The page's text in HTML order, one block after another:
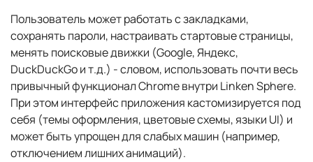
Пользователь может работать с закладками,
сохранять пароли, настраивать стартовые страницы,
менять поисковые движки (Google, Яндекс,
DuckDuckGo и т.д.) - словом, использовать почти весь
привычный функционал Chrome внутри Linken Sphere.
При этом интерфейс приложения кастомизируется под
себя (темы оформления, цветовые схемы, языки UI) и
может быть упрощен для слабых машин (например,
отключением лишних анимаций).